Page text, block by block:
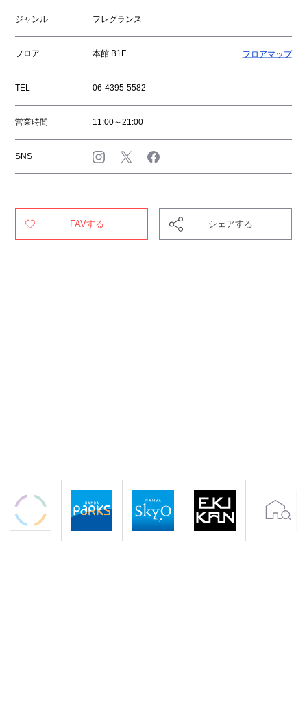
ジャンル フレグランス
フロア 本館 B1F フロアマップ
TEL 06-4395-5582
営業時間 11:00～21:00
SNS
FAVする シェアする